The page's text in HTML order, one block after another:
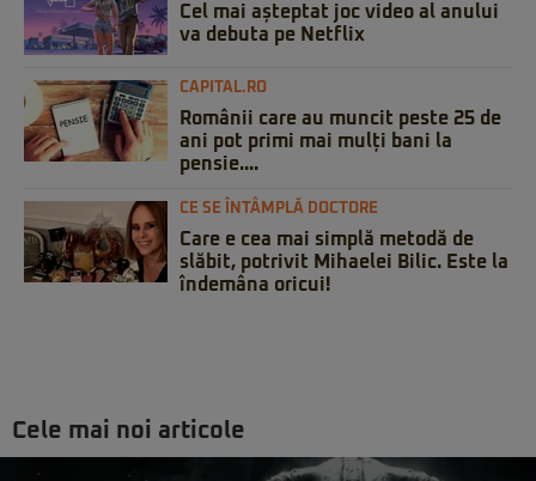
Cel mai așteptat joc video al anului
va debuta pe Netflix
CAPITAL.RO
Românii care au muncit peste 25 de
ani pot primi mai mulți bani la
pensie....
CE SE ÎNTÂMPLĂ DOCTORE
Care e cea mai simplă metodă de
slăbit, potrivit Mihaelei Bilic. Este la
îndemâna oricui!
Cele mai noi articole